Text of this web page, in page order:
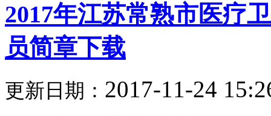
2017年江苏常熟市医疗
员简章下载
更新日期： 2017-11-24